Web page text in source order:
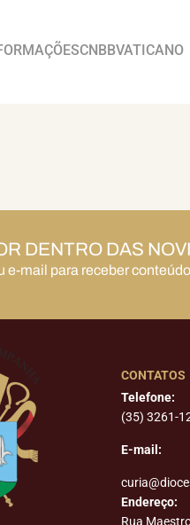
CNBBVATICANO
DENTRO DAS
e-mail para receber conteúdo
CONTATOS
Telefone:
(35) 3261-
E-mail:
Endereço:
Rua